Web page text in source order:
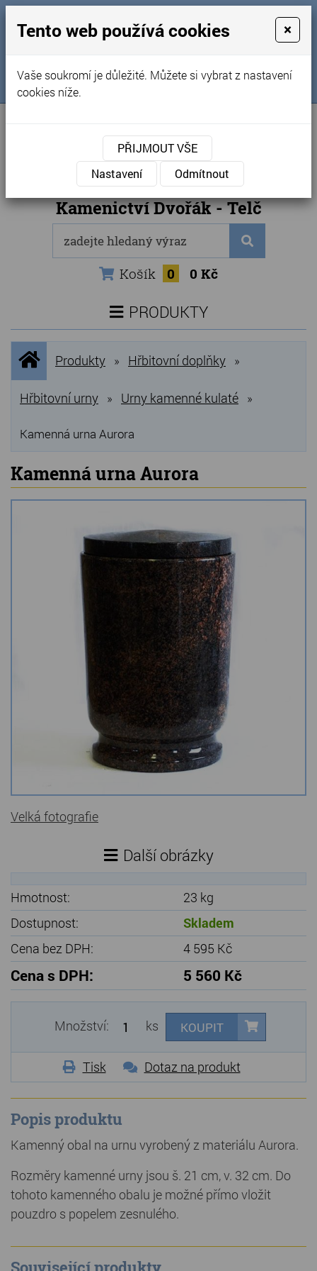
Obchodní podmínky
Kontakty
Naše kamenictví
Sledujte nás na FB
Internetový obchod
Kamenictví Dvořák - Telč
Košík 0 0 Kč
PRODUKTY
NOVINKY
NEJPRODÁVANĚJŠÍ
VÝPRODEJ
Produkty
Grilovací, pečící kameny
Lávové grilovací kameny
Chladící kostky a puky
Doplňky do kuchyně
Hřbitovní doplňky
Zvířecí náhrobky a pomníčky
Kamenné stoly, konferenční stolky
Barevné kamenné drti
Štípané kamenné obklady
Dárkové předměty z přírodního kamene
Gabiony, gabionový kámen
Úvodní
stránka
Produkty » Hřbitovní doplňky »
Hřbitovní urny » Urny kamenné kulaté »
Kamenná urna Aurora
Kamenná urna Aurora
Velká fotografie
Další obrázky
Hmotnost:
23 kg
Dostupnost:
Skladem
Cena bez DPH:
4 595 Kč
Cena s DPH: 5 560 Kč
Množství: ks KOUPIT
Tisk Dotaz na produkt
Popis produktu
Kamenný obal na urnu vyrobený z materiálu Aurora.
Rozměry kamenné urny jsou š. 21 cm, v. 32 cm. Do
tohoto kamenného obalu je možné přímo vložit
pouzdro s popelem zesnulého.
Související produkty
Tento web používá cookies ×
Vaše soukromí je důležité. Můžete si vybrat z nastavení
cookies níže.
PŘIJMOUT VŠE
Nastavení
Odmítnout